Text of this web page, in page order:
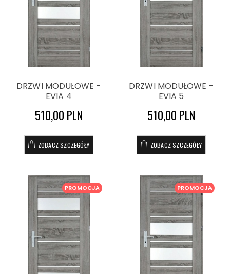
DRZWI MODUŁOWE -
EVIA 4
510,00 PLN
ZOBACZ SZCZEGÓŁY
DRZWI MODUŁOWE -
EVIA 5
510,00 PLN
ZOBACZ SZCZEGÓŁY
PROMOCJA PROMOCJA